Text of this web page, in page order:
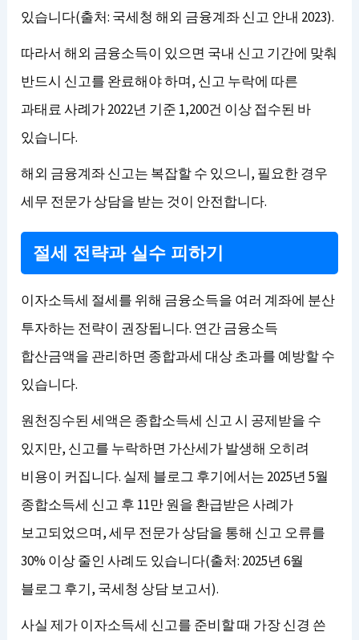
있습니다(출처: 국세청 해외 금융계좌 신고 안내 2023).
따라서 해외 금융소득이 있으면 국내 신고 기간에 맞춰
반드시 신고를 완료해야 하며, 신고 누락에 따른
과태료 사례가 2022년 기준 1,200건 이상 접수된 바
있습니다.
해외 금융계좌 신고는 복잡할 수 있으니, 필요한 경우
세무 전문가 상담을 받는 것이 안전합니다.
절세 전략과 실수 피하기
이자소득세 절세를 위해 금융소득을 여러 계좌에 분산
투자하는 전략이 권장됩니다. 연간 금융소득
합산금액을 관리하면 종합과세 대상 초과를 예방할 수
있습니다.
원천징수된 세액은 종합소득세 신고 시 공제받을 수
있지만, 신고를 누락하면 가산세가 발생해 오히려
비용이 커집니다. 실제 블로그 후기에서는 2025년 5월
종합소득세 신고 후 11만 원을 환급받은 사례가
보고되었으며, 세무 전문가 상담을 통해 신고 오류를
30% 이상 줄인 사례도 있습니다(출처: 2025년 6월
블로그 후기, 국세청 상담 보고서).
사실 제가 이자소득세 신고를 준비할 때 가장 신경 쓴